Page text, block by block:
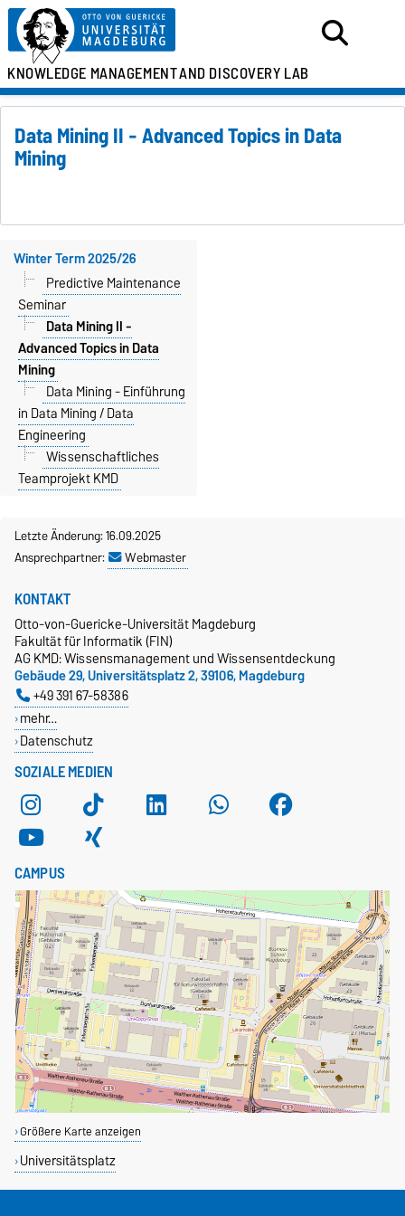
KNOWLEDGE MANAGEMENTAND DISCOVERY LAB
Data Mining II - Advanced Topics in Data
Mining
Winter Term 2025/26
Predictive Maintenance
Seminar
Data Mining II -
Advanced Topics in Data
Mining
Data Mining - Einführung
in Data Mining / Data
Engineering
Wissenschaftliches
Teamprojekt KMD
Letzte Änderung: 16.09.2025
Ansprechpartner:
Webmaster
SOZIALE MEDIEN
KONTAKT
Otto-von-Guericke-Universität Magdeburg
Fakultät für Informatik (FIN)
AG KMD: Wissensmanagement und Wissensentdeckung
Gebäude 29, Universitätsplatz 2, 39106, Magdeburg
+49 391 67-58386
mehr…
Datenschutz
CAMPUS
Größere Karte anzeigen
Universitätsplatz